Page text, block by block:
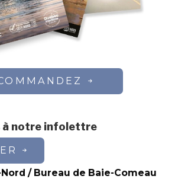
à notre infolettre
/ Bureau de Baie-Comeau